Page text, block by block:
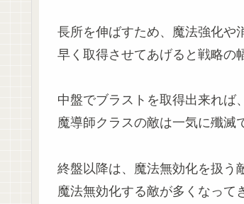
長所を伸ばすため、魔法強化や
早く取得させてあげると戦略の
中盤でブラストを取得出来れば
魔導師クラスの敵は一気に殲滅
終盤以降は、魔法無効化を扱う
魔法無効化する敵が多くなって